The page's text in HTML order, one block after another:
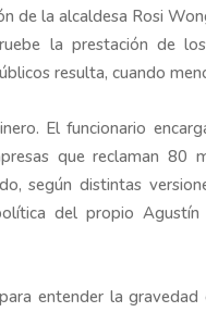
de la alcaldesa Rosi
la prestación de
resulta, cuando
El funcionario
que reclaman 80
según distintas
del propio
entender la